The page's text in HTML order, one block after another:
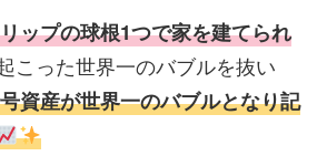
ップの球根1つで家を建てられ
こった世界一のバブルを抜い
資産が世界一のバブルとなり記